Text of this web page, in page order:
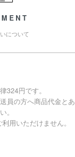
について
324円です。
員の方へ商品代金とあ
。
用いただけません。